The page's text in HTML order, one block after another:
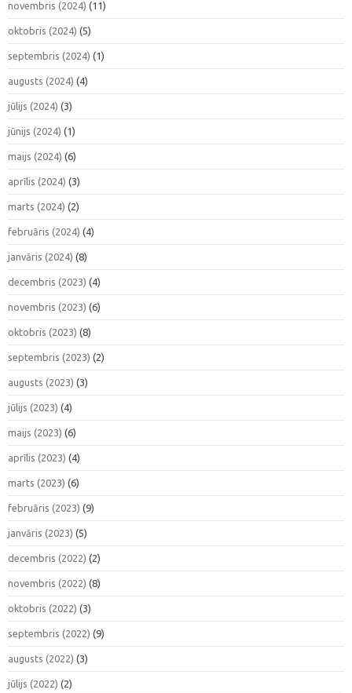
novembris (2024) (11)
oktobris (2024) (5)
septembris (2024) (1)
augusts (2024) (4)
jūlijs (2024) (3)
jūnijs (2024) (1)
maijs (2024) (6)
aprīlis (2024) (3)
marts (2024) (2)
februāris (2024) (4)
janvāris (2024) (8)
decembris (2023) (4)
novembris (2023) (6)
oktobris (2023) (8)
septembris (2023) (2)
augusts (2023) (3)
jūlijs (2023) (4)
maijs (2023) (6)
aprīlis (2023) (4)
marts (2023) (6)
februāris (2023) (9)
janvāris (2023) (5)
decembris (2022) (2)
novembris (2022) (8)
oktobris (2022) (3)
septembris (2022) (9)
augusts (2022) (3)
jūlijs (2022) (2)